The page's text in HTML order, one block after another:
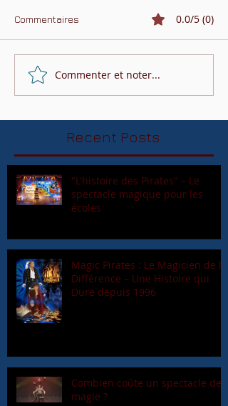
Commentaires 0.0/5 (0)
Commenter et noter...
Recent Posts
"L'histoire des Pirates" – Le
spectacle magique pour les
écoles
Magic Pirates : Le Magicien de la
Différence – Une Histoire qui
Dure depuis 1996
Combien coûte un spectacle de
magie ?